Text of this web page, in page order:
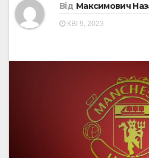
Від Максимович
КВІ 9, 2023